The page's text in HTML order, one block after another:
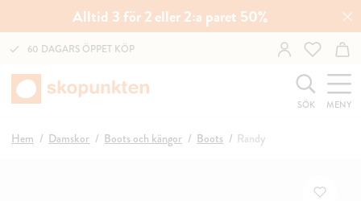
Alltid 3 för 2 eller 2:a paret 50%
60 DAGARS ÖPPET KÖP
SÖK MENY
Hem Damskor Boots och kängor Boots Randy